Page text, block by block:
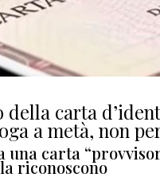
della carta
a metà, non
una carta
riconoscono